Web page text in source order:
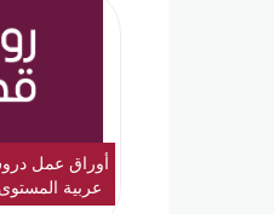
أوراق عمل
عربية المستوى